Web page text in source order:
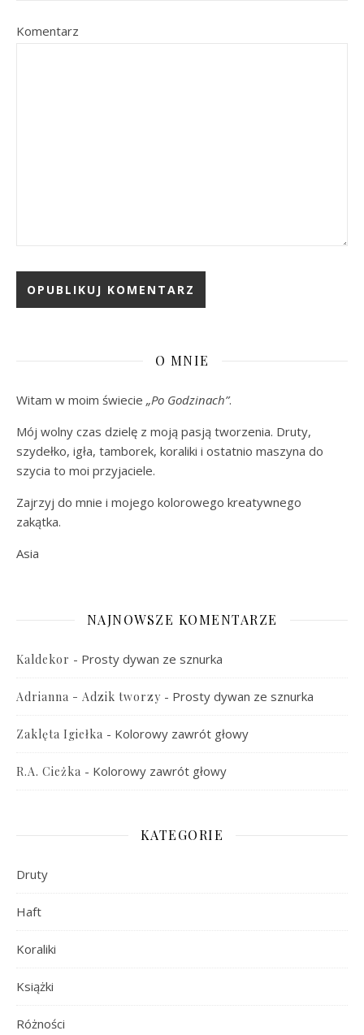
Komentarz
O MNIE
Witam w moim świecie „Po Godzinach”.
Mój wolny czas dzielę z moją pasją tworzenia. Druty,
szydełko, igła, tamborek, koraliki i ostatnio maszyna do
szycia to moi przyjaciele.
Zajrzyj do mnie i mojego kolorowego kreatywnego
zakątka.
Asia
NAJNOWSZE KOMENTARZE
Kaldekor - Prosty dywan ze sznurka
Adrianna - Adzik tworzy - Prosty dywan ze sznurka
Zaklęta Igiełka - Kolorowy zawrót głowy
R.A. Cieżka - Kolorowy zawrót głowy
KATEGORIE
Druty
Haft
Koraliki
Książki
Różności